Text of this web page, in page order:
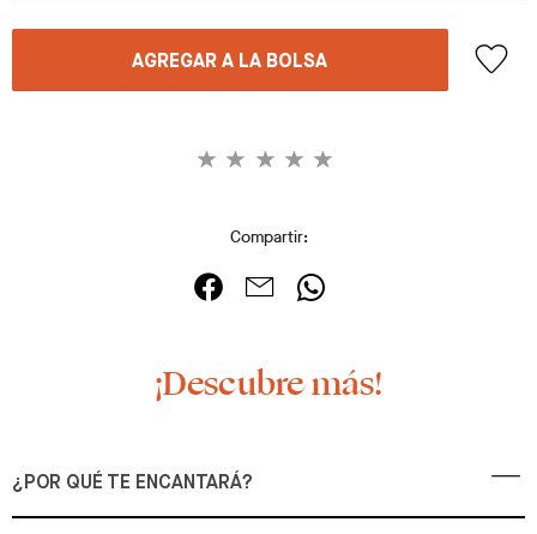
AGREGAR A LA BOLSA
Compartir:
¡Descubre más!
¿POR QUÉ TE ENCANTARÁ?